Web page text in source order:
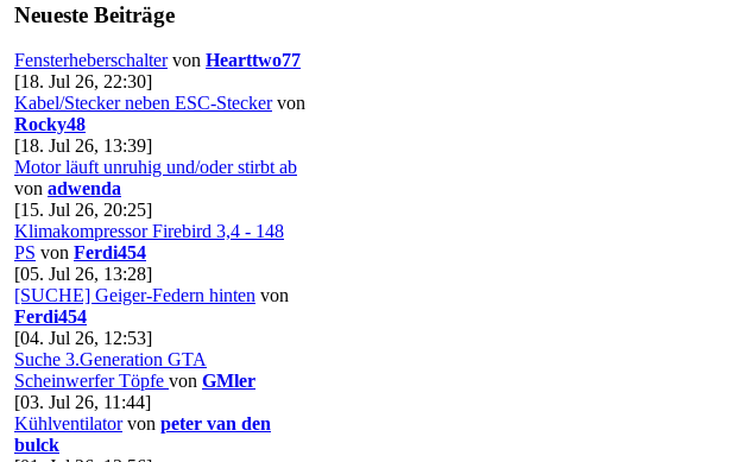
Neueste Beiträge
Fensterheberschaltervon Hearttwo77
[18. Jul 26, 22:30]
Kabel/Stecker neben ESC-Steckervon
Rocky48
[18. Jul 26, 13:39]
Motor läuft unruhig und/oder stirbt ab
von adwenda
[15. Jul 26, 20:25]
Klimakompressor Firebird 3,4 - 148
PS von Ferdi454
[05. Jul 26, 13:28]
[SUCHE] Geiger-Federn hinten von
Ferdi454
[04. Jul 26, 12:53]
Suche 3.Generation GTA
Scheinwerfer Töpfe von GMler
[03. Jul 26, 11:44]
Kühlventilatorvon peter van den
bulck